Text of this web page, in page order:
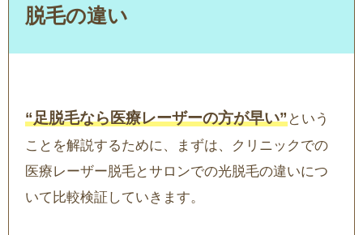
脱毛の違い
“足脱毛なら医療レーザーの方が早い”という
ことを解説するために、まずは、クリニックでの
医療レーザー脱毛とサロンでの光脱毛の違いにつ
いて比較検証していきます。